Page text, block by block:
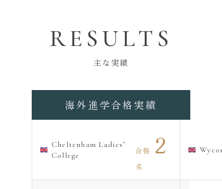
RESULTS
主な実績
海外進学合格実績
Cheltenham Ladies’
College
合格 2
名